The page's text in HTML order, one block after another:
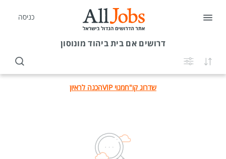
כניסה
דרושיםאם בית ביהוד מונוסון
שדרוג קו"חמנוי VIP הכנה לראיון